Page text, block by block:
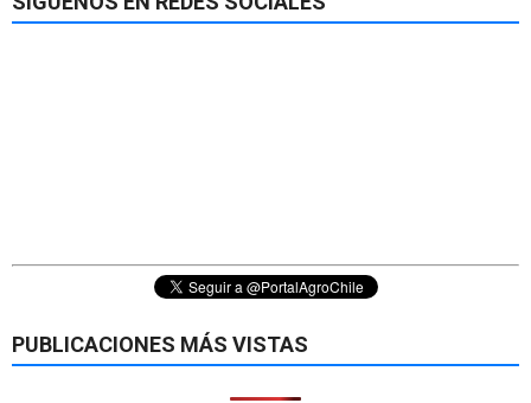
PUBLICACIONES MÁS VISTAS